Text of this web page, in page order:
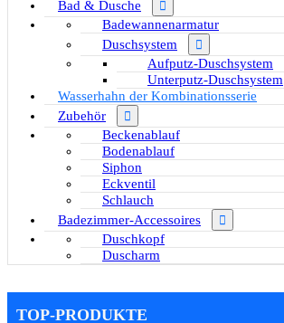
Bad & Dusche
Badewannenarmatur
Duschsystem
Aufputz-Duschsystem
Unterputz-Duschsystem
Wasserhahn der Kombinationsserie
Zubehör
Beckenablauf
Bodenablauf
Siphon
Eckventil
Schlauch
Badezimmer-Accessoires
Duschkopf
Duscharm
TOP-PRODUKTE